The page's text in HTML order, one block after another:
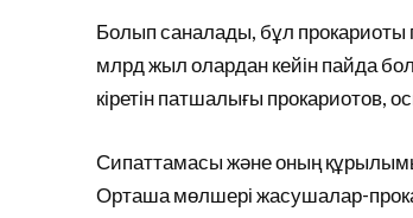
Болып саналады, бұл
млрд жыл олардан кейін пайда
кіретін патшалығы прокариотов,
Сипаттамасы және оның
Орташа мөлшері жасушалар-